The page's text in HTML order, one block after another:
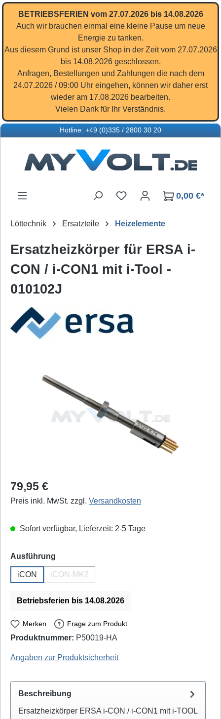
Zum Hauptinhalt springen
BETRIEBSFERIEN vom 27.07.2026 bis 14.08.2026
Auch wir brauchen einmal eine kleine Pause um neue
Energie zu tanken.
Aus diesem Grund ist unser Shop in der Zeit vom 27.07.2026
bis 14.08.2026 geschlossen.
Anfragen, Bestellungen und Zahlungen die nach dem
24.07.2026 / 09:00 Uhr eingehen, können wir daher erst
wieder am 17.08.2026 bearbeiten.
Vielen Dank für Ihr Verständnis.
Hotline: +49 (0)335 / 2800 30 20
Du hast 0 Produkte auf
0,00 €*
Löttechnik Ersatzteile Heizelemente
Ersatzheizkörper für ERSA i-
CON / i-CON1 mit i-Tool -
010102J
Regulärer Preis:
79,95 €
Preis inkl. MwSt. zzgl. Versandkosten
Sofort verfügbar, Lieferzeit: 2-5 Tage
Ausführung
iCON iCON-MK2
Betriebsferien bis 14.08.2026
Merken Frage zum Produkt
Produktnummer: P50019-HA
Angaben zur Produktsicherheit
Beschreibung
Ersatzheizkörper ERSA i-CON / i-CON1 mit i-TOOL